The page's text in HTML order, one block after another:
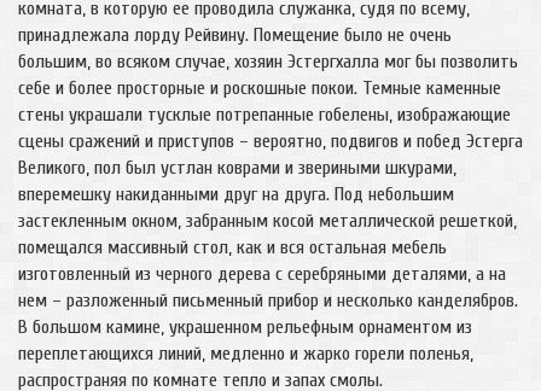
комната, в которую ее проводила служанка, судя по всему,
принадлежала лорду Рейвину. Помещение было не очень
большим, во всяком случае, хозяин Эстергхалла мог бы позволить
себе и более просторные и роскошные покои. Темные каменные
стены украшали тусклые потрепанные гобелены, изображающие
сцены сражений и приступов – вероятно, подвигов и побед Эстерга
Великого, пол был устлан коврами и звериными шкурами,
вперемешку накиданными друг на друга. Под небольшим
застекленным окном, забранным косой металлической решеткой,
помещался массивный стол, как и вся остальная мебель
изготовленный из черного дерева с серебряными деталями, а на
нем – разложенный письменный прибор и несколько канделябров.
В большом камине, украшенном рельефным орнаментом из
переплетающихся линий, медленно и жарко горели поленья,
распространяя по комнате тепло и запах смолы.